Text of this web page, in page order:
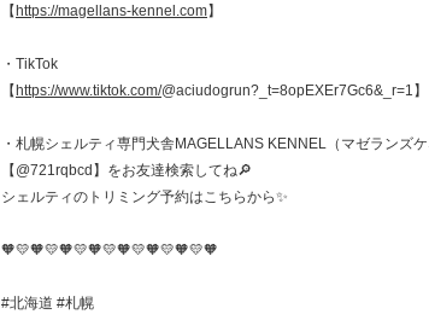
【 https://magellans-kennel.com】
・TikTok
【 https://www.tiktok.com/@aciudogrun?_t=8opEXEr7Gc6&_r=1】
・札幌シェルティ専門犬舎MAGELLANS KENNEL（マゼランズ
【@721rqbcd】をお友達検索してね🔎
シェルティのトリミング予約はこちらから✨
🧡💛🧡💛🧡💛🧡💛🧡💛🧡💛🧡💛🧡
#北海道 #札幌